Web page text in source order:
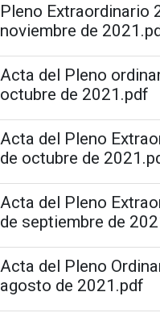
Pleno Extraordinario
noviembre de
Acta del Pleno
octubre de 2021.pdf
Acta del Pleno
de octubre de
Acta del Pleno
de septiembre de
Acta del Pleno
agosto de 2021.pdf